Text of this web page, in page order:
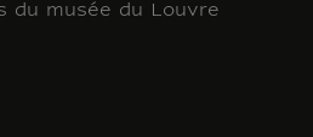
du musée du Louvre